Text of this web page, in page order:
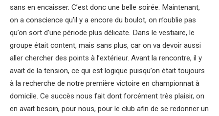
sans en encaisser. C’est donc une belle soirée. Maintenant,
on a conscience qu’il y a encore du boulot, on n’oublie pas
qu’on sort d’une période plus délicate. Dans le vestiaire, le
groupe était content, mais sans plus, car on va devoir aussi
aller chercher des points à l’extérieur. Avant la rencontre, il y
avait de la tension, ce qui est logique puisqu’on était toujours
à la recherche de notre première victoire en championnat à
domicile. Ce succès nous fait dont forcément très plaisir, on
en avait besoin, pour nous, pour le club afin de se redonner un